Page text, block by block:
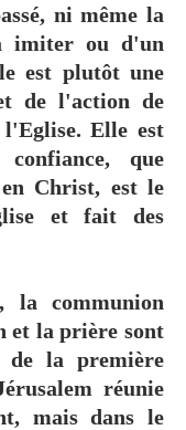
ni même la
imiter ou d'un
est plutôt une
de l'action de
Elle est
que
Christ, est le
et fait des
la communion
et la prière sont
de la première
réunie
mais dans le